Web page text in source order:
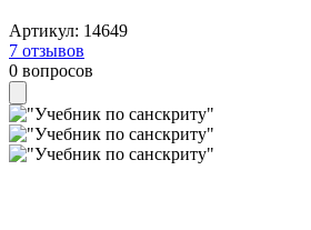
Артикул: 14649
7 отзывов
0 вопросов